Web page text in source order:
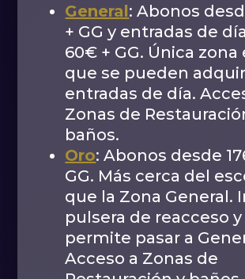
General: Abonos
+ GG y entradas de
60€ + GG. Única zona
que se pueden
entradas de día.
Zonas de
baños.
Oro: Abonos desde
GG. Más cerca del
que la Zona General.
pulsera de reacceso y
permite pasar a
Acceso a Zonas de